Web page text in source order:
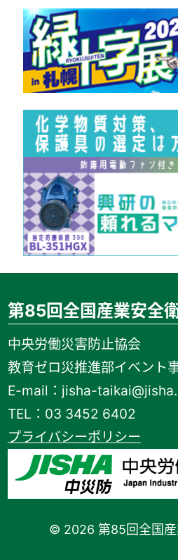
2026.04.21
宿泊案内（名鉄観光サ
ト）ページをアップし
2026.04.01
第85回全国産業安全衛
サイトを開設しました。
第85回全国産業安全
中央労働災害防止協会
教育ゼロ災推進部イベント
E-mail：jisha-
TEL：03 3452 6402
プライバシーポリシー
© 2026 第85回全国産